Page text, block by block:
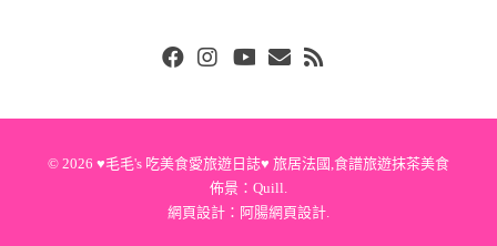
© 2026 ♥毛毛's 吃美食愛旅遊日誌♥ 旅居法國,食譜旅遊抹茶美食
佈景： Quill
網頁設計： 阿腸網頁設計